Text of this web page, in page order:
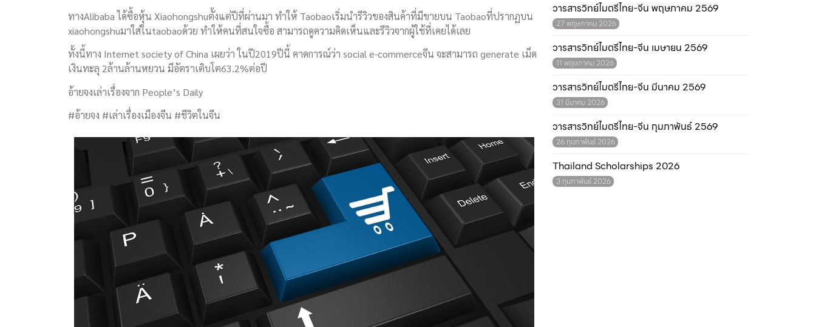
ทางAlibaba ได้ซื้อหุ้น Xiaohongshu​ตั้งแต่ปีที่ผ่านมา ทำให้ Taobao​เริ่มนำรีวิวของสินค้าที่มีขายบน Taobao​ที่ปรากฏ​บน
xiaohongshu​มาใส่ในtaobaoด้วย ทำให้คนที่สนใจซื้อ สามารถดูความคิดเห็น​และรีวิวจากผู้ใช้ที่เคยได้เลย
ทั้งนี้ทาง Internet ​society of China เผยว่า ในปี2019ปีนี้ คาดการณ์​ว่า social e-commerceจีน จะสามารถ generate เม็ด
เงินทะลุ 2ล้านล้านหยวน มีอัตราเติบโต​63.2%ต่อปี
อ้ายจงเล่าเรื่องจาก People’s Daily
#อ้ายจง #เล่าเรื่องเมืองจีน #ชีวิตในจีน
วารสารวิทย์ไมตรีไทย-จีน พฤษภาคม 2569
27 พฤษภาคม 2026
วารสารวิทย์ไมตรีไทย-จีน เมษายน 2569
11 พฤษภาคม 2026
วารสารวิทย์ไมตรีไทย-จีน มีนาคม 2569
31 มีนาคม 2026
วารสารวิทย์ไมตรีไทย-จีน กุมภาพันธ์ 2569
26 กุมภาพันธ์ 2026
Thailand Scholarships 2026
3 กุมภาพันธ์ 2026